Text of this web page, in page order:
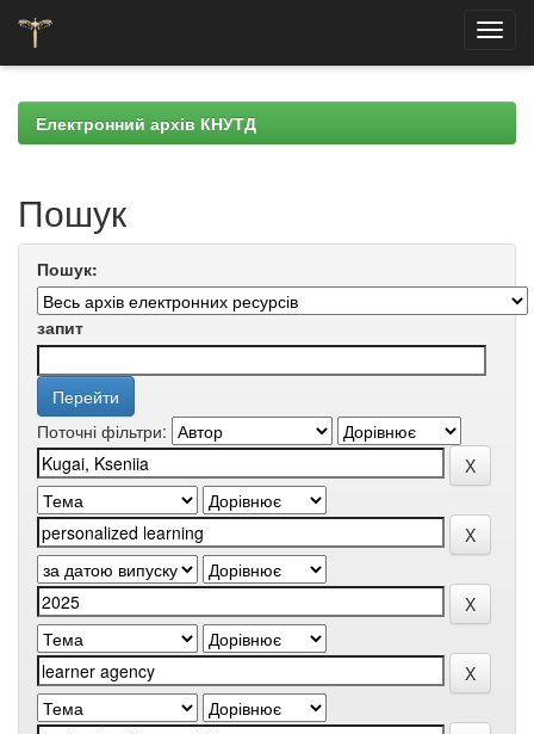
navigationЕлектронний архів КНУТД
Пошук
Пошук:
запит
Поточні фільтри: